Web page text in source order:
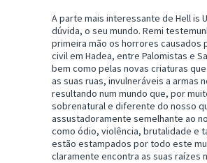
A parte mais interessante de Hell is
dúvida, o seu mundo. Remi
primeira mão os horrores causados
civil em Hadea, entre Palomistas e
bem como pelas novas criaturas
as suas ruas, invulneráveis a armas
resultando num mundo que, por
sobrenatural e diferente do nosso
assustadoramente semelhante ao
como ódio, violência, brutalidade e
estão estampados por todo este
claramente encontra as suas raízes